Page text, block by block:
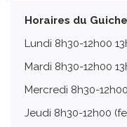
Horaires du
Lundi 8h30-12h00
Mardi 8h30-12h00
Mercredi 8h30-
Jeudi 8h30-12h00